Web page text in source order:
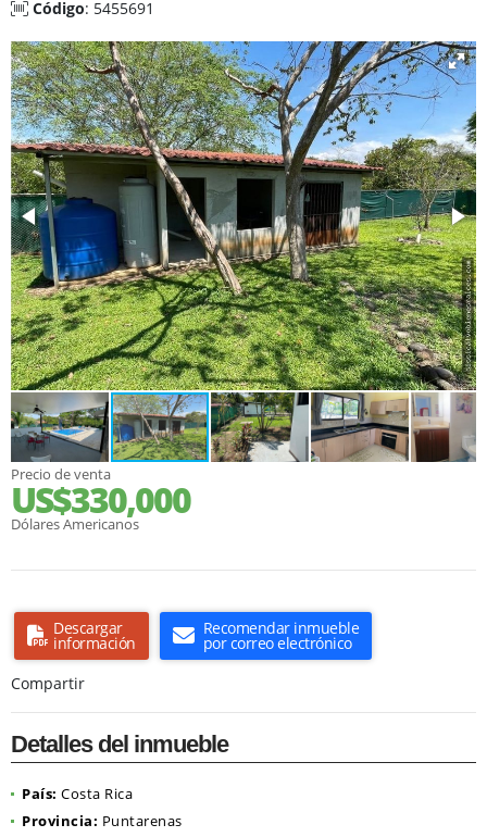
Código: 5455691
Precio de venta
US$330,000
Dólares Americanos
Descargar
información
Recomendar inmueble
por correo electrónico
Compartir
Detalles del inmueble
País: Costa Rica
Provincia: Puntarenas